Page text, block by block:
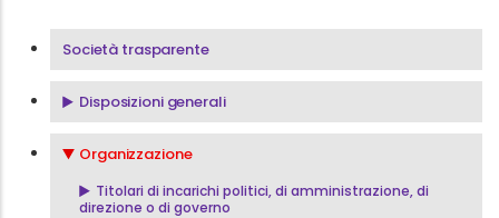
Menu Società Trasparente
Società trasparente
Disposizioni generali
Organizzazione
Titolari di incarichi politici, di amministrazione, di
direzione o di governo